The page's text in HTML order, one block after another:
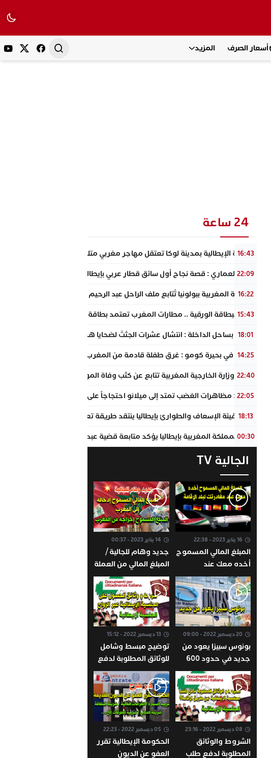
أسعار الصرف المزيد
24 ساعة
16:43
الشرطة الإيطالية بمدينة لوكا تعتقل مهاجر مغربي متلبس بالسرقة بالإكراه والابتزاز
22:09
ياسين العماري : قصة نجاح أول سائق قطار عربي بإيطاليا
16:22
القنصلية المغربية ببولونيا تُتابع ملف الراحل عبد الرحيم فقير وتتعهد بالدعم
15:43
وداعًا للبطاقة الورقية .. مطارات المغرب تعتمد بطاقة الإركاب الرقمية عبر الهاتف
18:01
​فاجعة بساحل الداخلة : انتشال عشرات الجثث لضحايا هجرة غير نظامية في شباك
14:25
فاجعة في بحيرة كومو : غرق طفلة قادمة من المغرب لقضاء عطلة الصيف برفقة
22:40
عاجل : وزارة الخارجية المغربية تتابع عن كثب وفاة المواطن المغربي بمدينة
22:05
إيطاليا : مظاهرات الغضب تمتد إلى ميلانو احتجاجاً على مقتل المهاجر المغربي
18:13
رئيس هيئة الإسعاف والطوارئ بإيطاليا ينتقد طريقة تعامل عناصر الشرطة
00:30
سفير المملكة المغربية بإيطاليا يؤكد متابعة قضية عبد الرحيم فكير وتقديم الدعم
الجالية TV
16 يناير 2023 - 22:38
المبلغ المالي المسموح
أخده معك عند
مغادرتك لبلد الإقامة /
إيطاليا فرنسا بلجيكا
إسبانيا هولندا ألمانيا
وكل دول الإتحاد
الأوروبي
14 يناير 2023 - 00:37
جديد وهام للجالية /
المبلغ المالي من العملة
الصعبة المسموح
إخراجه من المغرب /
المبلغ المسموح
إدخالها إلى المغرب
20 ديسمبر 2022 - 09:00
بونوس سبيزا يعود من
جديد في حدود 600
أورو / طريقة الإستفاذة
ومن له الحق بهذه
الإعانة بإيطاليا
13 ديسمبر 2022 - 15:12
توضيح مبسط وشامل
للوثائق المطلوبة لدفع
طلب الجنسية الإيطالية
عن طريق الزواج
08 ديسمبر 2022 - 23:16
الشروط والوثائق
المطلوبة لدفع طلب
05 ديسمبر 2022 - 22:23
الحكومة الإيطالية تقرر
العفو عن الديون